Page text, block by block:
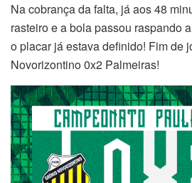
Na cobrança da falta, já aos 48
rasteiro e a bola passou raspando
o placar já estava definido! Fim de
Novorizontino 0x2 Palmeiras!